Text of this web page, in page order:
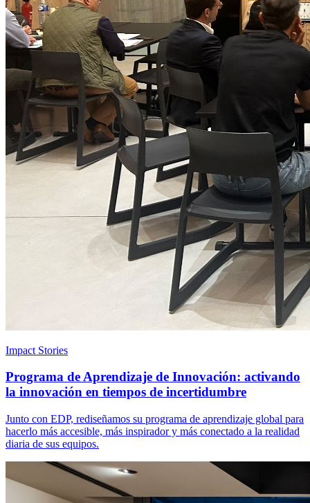
Impact Stories
Programa de Aprendizaje de Innovación: activando
la innovación en tiempos de incertidumbre
Junto con EDP, rediseñamos su programa de aprendizaje global para
hacerlo más accesible, más inspirador y más conectado a la realidad
diaria de sus equipos.